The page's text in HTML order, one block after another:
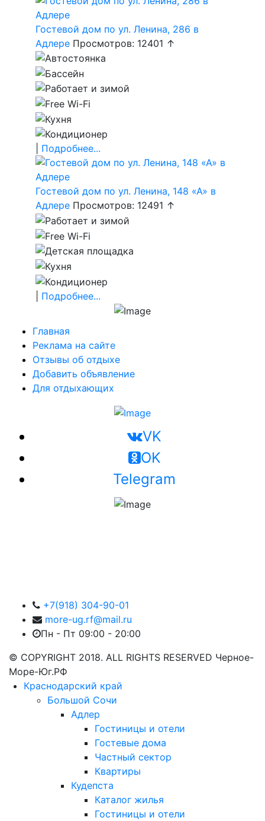
Гостевой дом по ул. Ленина, 286 в
Адлере Просмотров: 12401 ↑
Подробнее...
Гостевой дом по ул. Ленина, 148 «А» в
Адлере Просмотров: 12491 ↑
Подробнее...
Главная
Реклама на сайте
Отзывы об отдыхе
Добавить объявление
Для отдыхающих
VK
OK
Telegram
+7(918) 304-90-01
more-ug.rf@mail.ru
Пн - Пт 09:00 - 20:00
© COPYRIGHT 2018. ALL RIGHTS RESERVED Черное-
Море-Юг.РФ
Краснодарский край
Большой Сочи
Адлер
Гостиницы и отели
Гостевые дома
Частный сектор
Квартиры
Кудепста
Каталог жилья
Гостиницы и отели